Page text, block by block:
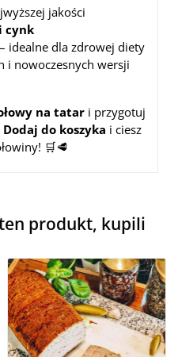
jakości
cynk
idealne dla zdrowej diety
i nowoczesnych wersji
na tatar i przygotuj
Dodaj do koszyka i ciesz
🛒🥩
produkt, kupili